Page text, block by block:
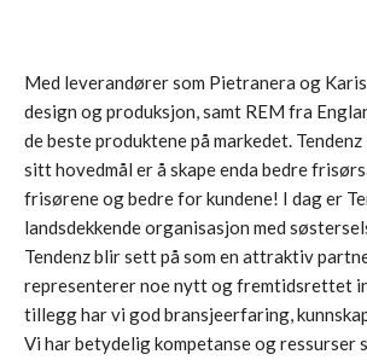
Med leverandører som Pietranera og
design og produksjon, samt REM fra
de beste produktene på markedet.
sitt hovedmål er å skape enda bedre
frisørene og bedre for kundene! I dag er
landsdekkende organisasjon med
Tendenz blir sett på som en attraktiv
representerer noe nytt og fremtidsrettet
tillegg har vi god bransjeerfaring,
Vi har betydelig kompetanse og ressurser